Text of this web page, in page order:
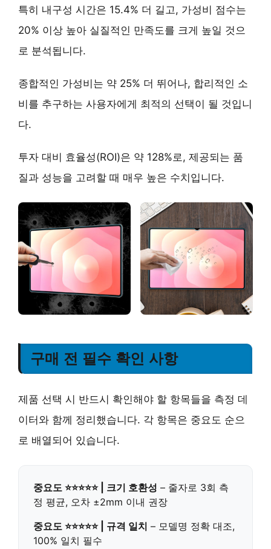
특히 내구성 시간은 15.4% 더 길고, 가성비 점수는
20% 이상 높아 실질적인 만족도를 크게 높일 것으
로 분석됩니다.
종합적인 가성비는 약 25% 더 뛰어나, 합리적인 소
비를 추구하는 사용자에게 최적의 선택이 될 것입니
다.
투자 대비 효율성(ROI)은 약 128%로, 제공되는 품
질과 성능을 고려할 때 매우 높은 수치입니다.
구매 전 필수 확인 사항
제품 선택 시 반드시 확인해야 할 항목들을 측정 데
이터와 함께 정리했습니다. 각 항목은 중요도 순으
로 배열되어 있습니다.
중요도 ⭐⭐⭐⭐⭐ | 크기 호환성 – 줄자로 3회 측
정 평균, 오차 ±2mm 이내 권장
중요도 ⭐⭐⭐⭐⭐ | 규격 일치 – 모델명 정확 대조,
100% 일치 필수